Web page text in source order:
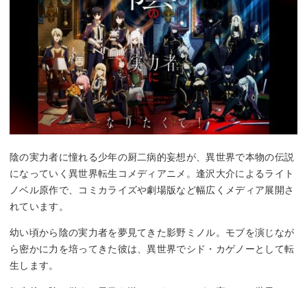
陰の実力者に憧れる少年の厨二病的妄想が、異世界で本物の伝説
になっていく異世界転生コメディアニメ。逢沢大介によるライト
ノベル原作で、コミカライズや劇場版など幅広くメディア展開さ
れています。
幼い頃から陰の実力者を夢見てきた影野ミノル。モブを演じなが
ら密かに力を培ってきた彼は、異世界でシド・カゲノーとして転
生します。